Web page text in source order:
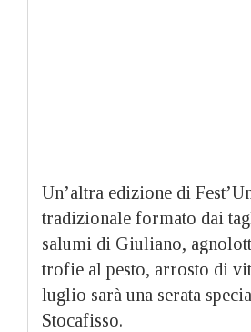
Un’altra edizione di
tradizionale formato dai
salumi di Giuliano,
trofie al pesto, arrosto di
luglio sarà una serata
Stocafisso.